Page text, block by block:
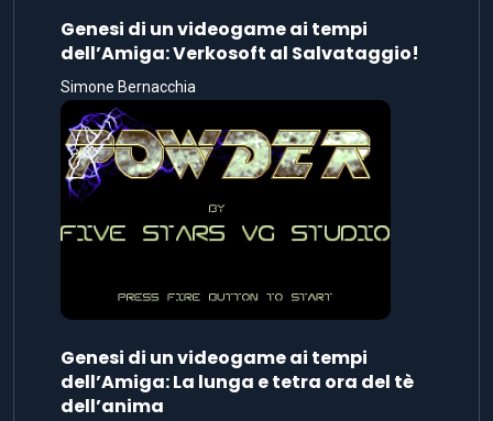
Genesi di un videogame ai tempi
dell’Amiga: Verkosoft al Salvataggio!
Simone Bernacchia
Genesi di un videogame ai tempi
dell’Amiga: La lunga e tetra ora del tè
dell’anima